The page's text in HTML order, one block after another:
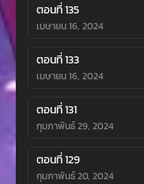
ตอนที่ 135
เมษายน 16, 2024
ตอนที่ 133
เมษายน 16, 2024
ตอนที่ 131
กุมภาพันธ์ 29, 2024
ตอนที่ 129
กุมภาพันธ์ 20, 2024